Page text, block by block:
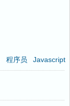
程序员 Javascript